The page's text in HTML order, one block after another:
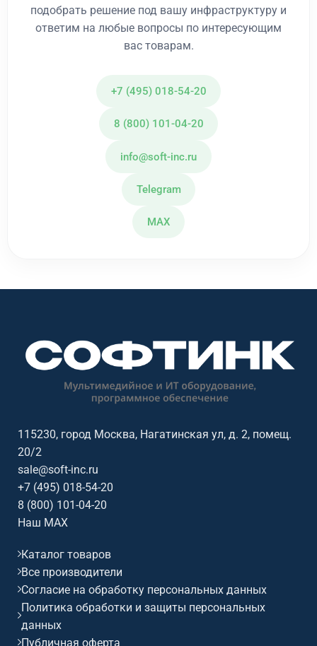
подобрать решение под вашу инфраструктуру и
ответим на любые вопросы по интересующим
вас товарам.
+7 (495) 018-54-20
8 (800) 101-04-20
info@soft-inc.ru
Telegram
MAX
115230, город Москва, Нагатинская ул, д. 2, помещ.
20/2
sale@soft-inc.ru
+7 (495) 018-54-20
8 (800) 101-04-20
Наш MAX
Каталог товаров
Все производители
Согласие на обработку персональных данных
Политика обработки и защиты персональных
данных
Публичная оферта